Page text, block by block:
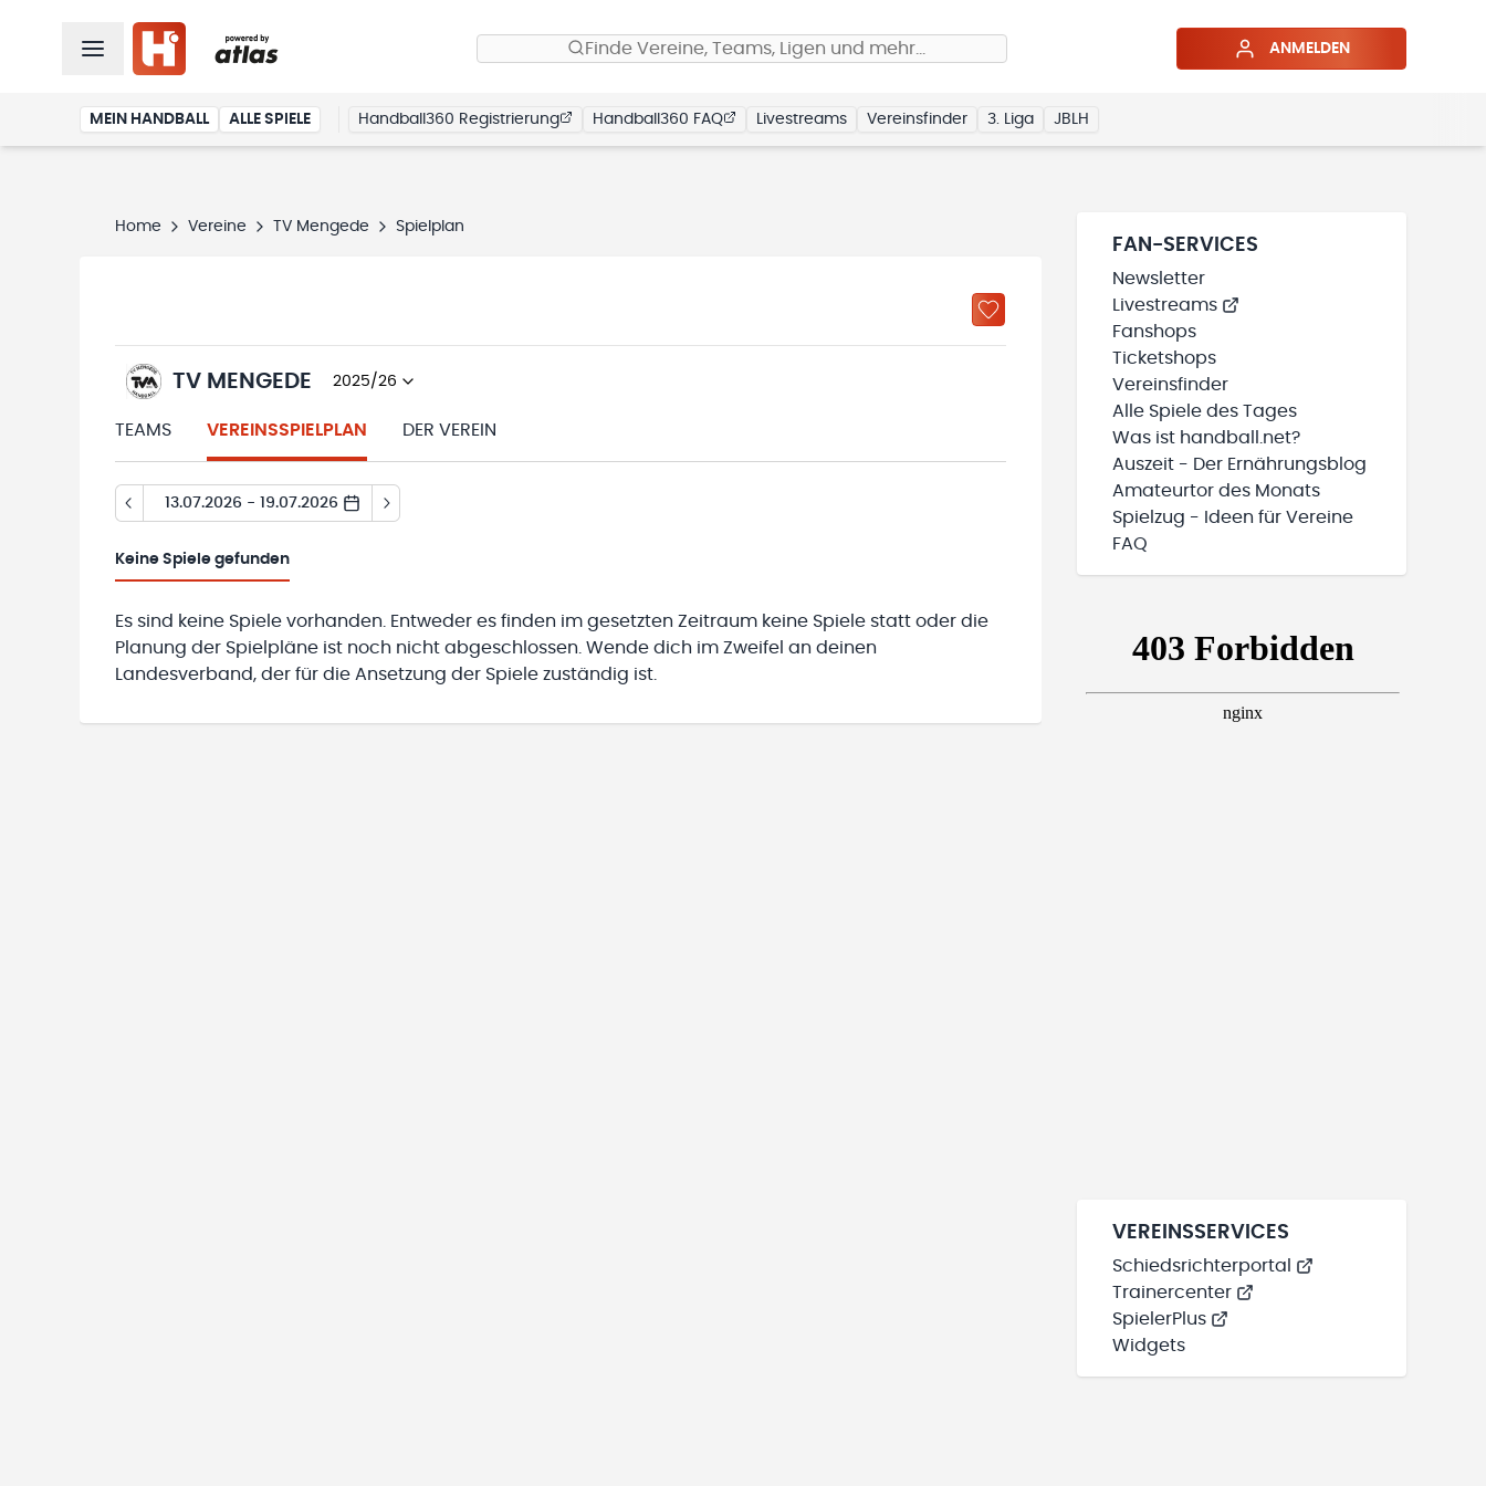
Finde Vereine, Teams, Ligen und mehr… ANMELDEN
MEIN HANDBALL ALLE SPIELE Handball360 Registrierung Handball360 FAQ Livestreams Vereinsfinder 3. Liga JBLH
Home Vereine TV Mengede Spielplan
TV MENGEDE 2025/26
TEAMS VEREINSSPIELPLAN DER VEREIN
13.07.2026 - 19.07.2026
Keine Spiele gefunden
Es sind keine Spiele vorhanden. Entweder es finden im gesetzten Zeitraum keine Spiele statt oder die
Planung der Spielpläne ist noch nicht abgeschlossen. Wende dich im Zweifel an deinen
Landesverband, der für die Ansetzung der Spiele zuständig ist.
FAN-SERVICES
Newsletter
Livestreams
Fanshops
Ticketshops
Vereinsfinder
Alle Spiele des Tages
Was ist handball.net?
Auszeit - Der Ernährungsblog
Amateurtor des Monats
Spielzug - Ideen für Vereine
FAQ
VEREINSSERVICES
Schiedsrichterportal
Trainercenter
SpielerPlus
Widgets